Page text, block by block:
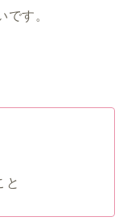
す。
と